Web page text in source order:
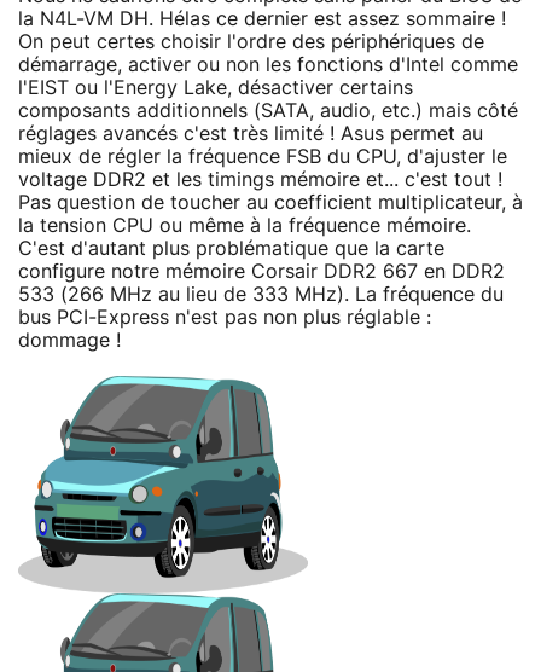
la N4L-VM DH. Hélas ce dernier est assez sommaire !
On peut certes choisir l'ordre des périphériques de
démarrage, activer ou non les fonctions d'Intel comme
l'EIST ou l'Energy Lake, désactiver certains
composants additionnels (SATA, audio, etc.) mais côté
réglages avancés c'est très limité ! Asus permet au
mieux de régler la fréquence FSB du CPU, d'ajuster le
voltage DDR2 et les timings mémoire et... c'est tout !
Pas question de toucher au coefficient multiplicateur, à
la tension CPU ou même à la fréquence mémoire.
C'est d'autant plus problématique que la carte
configure notre mémoire Corsair DDR2 667 en DDR2
533 (266 MHz au lieu de 333 MHz). La fréquence du
bus PCI-Express n'est pas non plus réglable :
dommage !